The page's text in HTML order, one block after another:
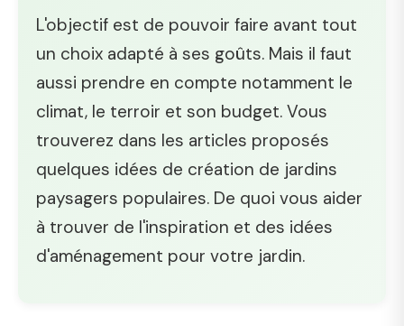
L'objectif est de pouvoir faire avant tout
un choix adapté à ses goûts. Mais il faut
aussi prendre en compte notamment le
climat, le terroir et son budget. Vous
trouverez dans les articles proposés
quelques idées de création de jardins
paysagers populaires. De quoi vous aider
à trouver de l'inspiration et des idées
d'aménagement pour votre jardin.